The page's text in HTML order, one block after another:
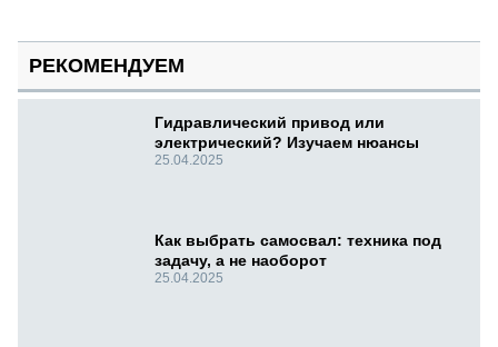
РЕКОМЕНДУЕМ
Гидравлический привод или
электрический? Изучаем нюансы
25.04.2025
Как выбрать самосвал: техника под
задачу, а не наоборот
25.04.2025